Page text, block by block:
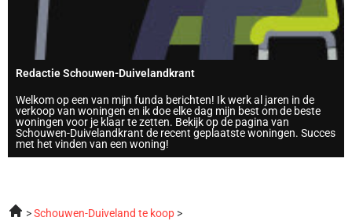
Redactie Schouwen-Duivelandkrant
Welkom op een van mijn funda berichten! Ik werk al jaren in de
verkoop van woningen en ik doe elke dag mijn best om de beste
woningen voor je klaar te zetten. Bekijk op de pagina van
Schouwen-Duivelandkrant de recent geplaatste woningen. Succes
met het vinden van een woning!
Schouwen-Duiveland te koop